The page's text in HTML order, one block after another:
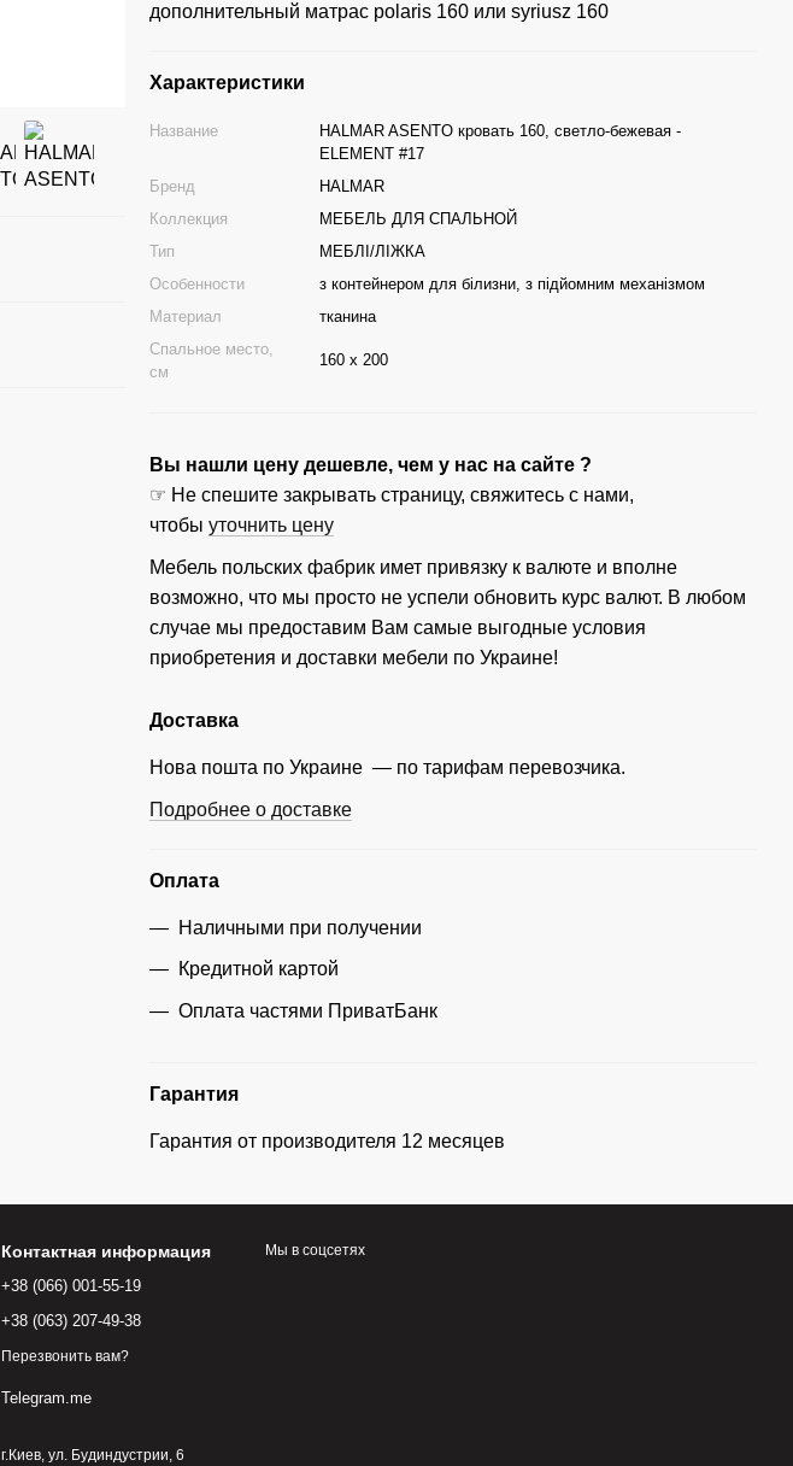
дополнительный матрас polaris 160 или syriusz 160
Характеристики
Название
HALMAR ASENTO кровать 160, светло-бежевая -
ELEMENT #17
Бренд
HALMAR
Коллекция
МЕБЕЛЬ ДЛЯ СПАЛЬНОЙ
Тип
МЕБЛІ/ЛІЖКА
Особенности
з контейнером для білизни, з підйомним механізмом
Материал
тканина
Спальное место,
см
160 x 200
Вы нашли цену дешевле, чем у нас на сайте ?
☞ Не спешите закрывать страницу, свяжитесь с нами,
чтобыуточнить цену
Мебель польских фабрик имет привязку к валюте и вполне
возможно, что мы просто не успели обновить курс валют. В любом
случае мы предоставим Вам самые выгодные условия
приобретения и доставки мебели по Украине!
Доставка
Нова пошта по Украине — по тарифам перевозчика.
Подробнее о доставке
Оплата
Наличными при получении
Кредитной картой
Оплата частями ПриватБанк
Гарантия
Гарантия от производителя 12 месяцев
Контактная информация
+38 (066) 001-55-19
+38 (063) 207-49-38
Перезвонить вам?
Telegram.me
г.Киев, ул. Будиндустрии, 6
Мы в соцсетях